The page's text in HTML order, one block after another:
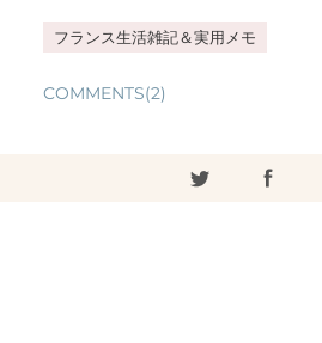
フランス生活雑記＆実用メモ
COMMENTS(2)